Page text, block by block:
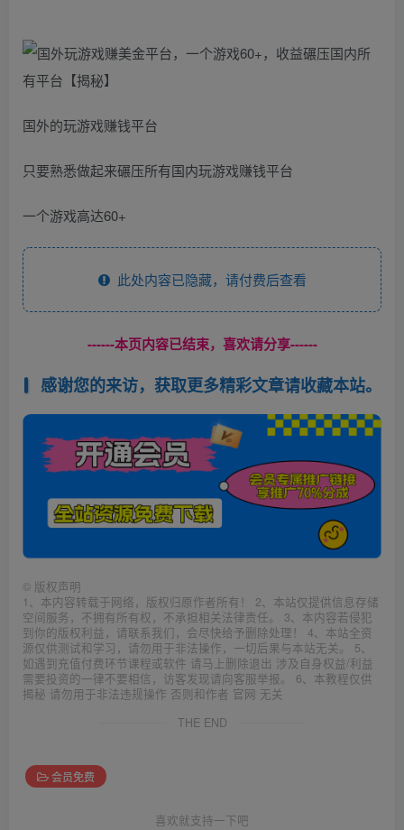
国外的玩游戏赚钱平台
只要熟悉做起来碾压所有国内玩游戏赚钱平台
一个游戏高达60+
此处内容已隐藏，请付费后查看
------本页内容已结束，喜欢请分享------
感谢您的来访，获取更多精彩文章请收藏本站。
© 版权声明
1、本内容转载于网络，版权归原作者所有！ 2、本站仅提供信息存储
空间服务，不拥有所有权，不承担相关法律责任。 3、本内容若侵犯
到你的版权利益，请联系我们，会尽快给予删除处理！ 4、本站全资
源仅供测试和学习，请勿用于非法操作，一切后果与本站无关。 5、
如遇到充值付费环节课程或软件 请马上删除退出 涉及自身权益/利益
需要投资的一律不要相信，访客发现请向客服举报。 6、本教程仅供
揭秘 请勿用于非法违规操作 否则和作者 官网 无关
THE END
会员免费
喜欢就支持一下吧